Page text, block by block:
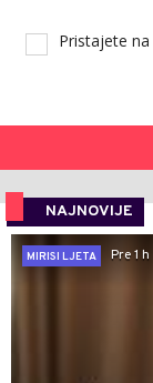
Pristajete na
NAJNOVIJE
MIRISI LJETA
Pre 1 h